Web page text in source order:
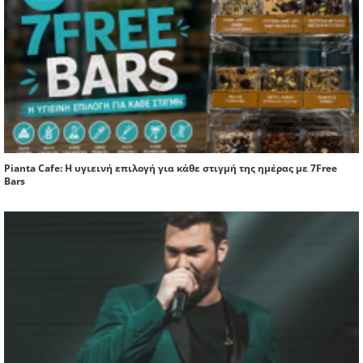
Pianta Cafe: Η υγιεινή επιλογή για κάθε στιγμή της ημέρας με 7Free
Bars